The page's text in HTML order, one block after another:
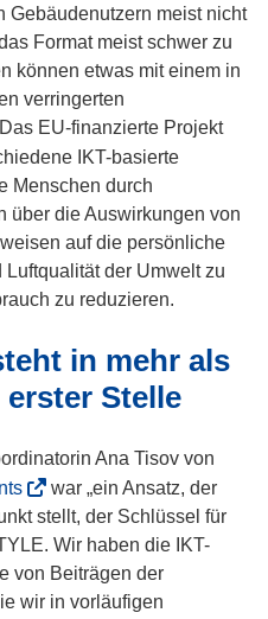
Gebäudenutzern meist nicht
Format meist schwer zu
können etwas mit einem in
verringerten
EU-finanzierte Projekt
IKT-basierte
Menschen durch
über die Auswirkungen von
auf die persönliche
der Umwelt zu
zu reduzieren.
in mehr als
Stelle
Ana Tisov von
(
ö
f
f
n
war „ein Ansatz, der
stellt, der Schlüssel für
Wir haben die IKT-
von Beiträgen der
wir in vorläufigen